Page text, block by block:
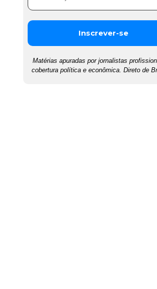
Matérias apuradas por jornalistas
cobertura política e econômica. Direto de